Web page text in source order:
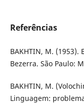
Referências
BAKHTIN, M. (1953).
Bezerra. São Paulo:
BAKHTIN, M.
Linguagem: